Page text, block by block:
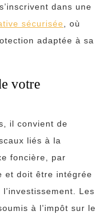
dans une
sécurisée, où
adaptée à sa
votre
il convient de
liés à la
foncière, par
et doit être intégrée
Les
à l’impôt sur le